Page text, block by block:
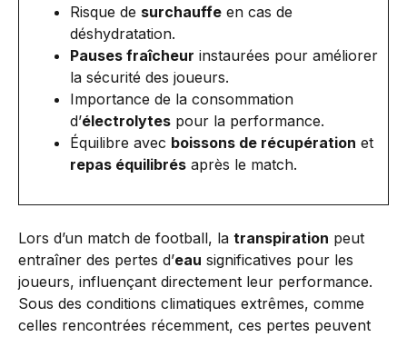
Risque de surchauffe en cas de
déshydratation.
Pauses fraîcheur instaurées pour améliorer
la sécurité des joueurs.
Importance de la consommation
d’électrolytes pour la performance.
Équilibre avec boissons de récupération et
repas équilibrés après le match.
Lors d’un match de football, la transpiration peut
entraîner des pertes d’eau significatives pour les
joueurs, influençant directement leur performance.
Sous des conditions climatiques extrêmes, comme
celles rencontrées récemment, ces pertes peuvent